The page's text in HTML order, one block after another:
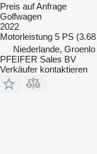
Preis auf Anfrage
Golfwagen
2022
Motorleistung 5 PS
Niederlande, Groenlo
PFEIFER Sales BV
Verkäufer kontaktieren